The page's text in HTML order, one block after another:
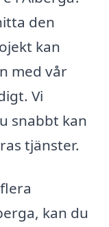
den
kan
med vår
Vi
snabbt kan
tjänster.
kan du